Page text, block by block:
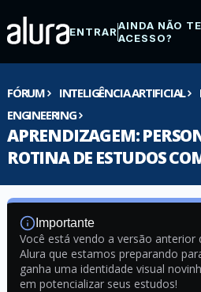
ENTRARAINDA NÃO
ACESSO?
FÓRUM INTELIGÊNCIA ARTIFICIAL
ENGINEERING
APRENDIZAGEM:
ROTINA DE ESTUDOS
Importante
Você está vendo a versão anterior
Alura que estamos preparando
ganha uma identidade visual
em potencializar seus estudos!